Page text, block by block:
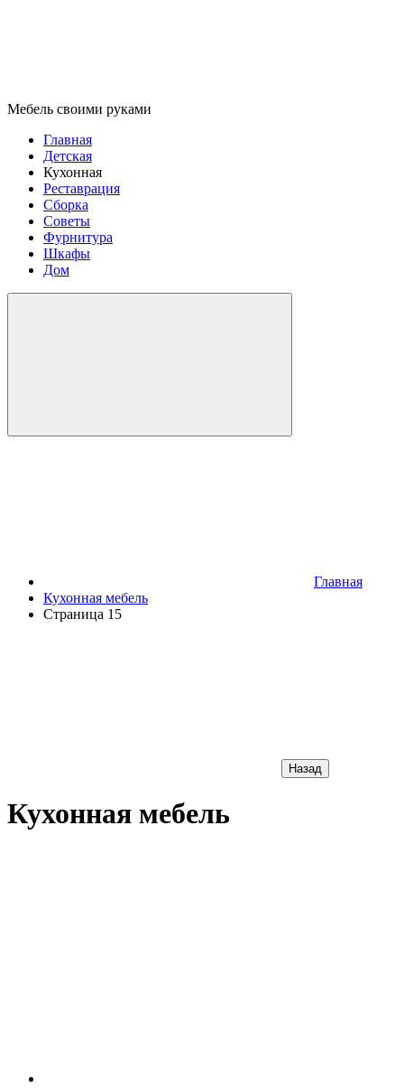
Мебель своими руками
Главная
Детская
Кухонная
Реставрация
Сборка
Советы
Фурнитура
Шкафы
Дом
Главная
Кухонная мебель
Страница 15
Назад
Кухонная мебель